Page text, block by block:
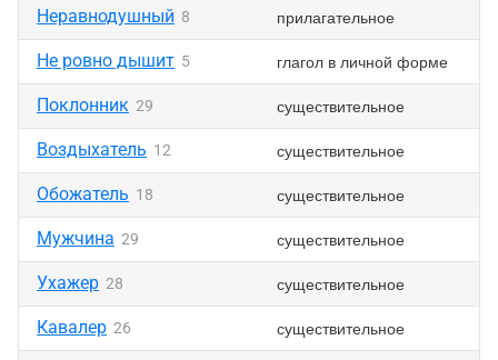
Неравнодушный 8 прилагательное
Не ровно дышит 5 глагол в личной форме
Поклонник 29 существительное
Воздыхатель 12 существительное
Обожатель 18 существительное
Мужчина 29 существительное
Ухажер 28 существительное
Кавалер 26 существительное